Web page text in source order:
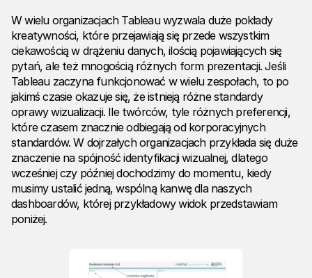
W wielu organizacjach Tableau wyzwala duże pokłady
kreatywności, które przejawiają się przede wszystkim
ciekawością w drążeniu danych, ilością pojawiających się
pytań, ale też mnogością różnych form prezentacji. Jeśli
Tableau zaczyna funkcjonować w wielu zespołach, to po
jakimś czasie okazuje się, że istnieją różne standardy
oprawy wizualizacji. Ile twórców, tyle różnych preferencji,
które czasem znacznie odbiegają od korporacyjnych
standardów. W dojrzałych organizacjach przykłada się duże
znaczenie na spójność identyfikacji wizualnej, dlatego
wcześniej czy później dochodzimy do momentu, kiedy
musimy ustalić jedną, wspólną kanwę dla naszych
dashboardów, której przykładowy widok przedstawiam
poniżej.